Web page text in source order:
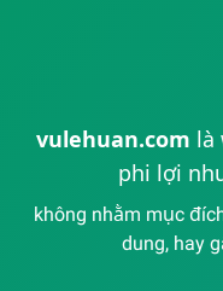
vulehuan.com
phi lợi
không nhằm mục
dung, hay